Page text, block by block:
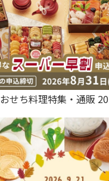
おせち料理特集・通販